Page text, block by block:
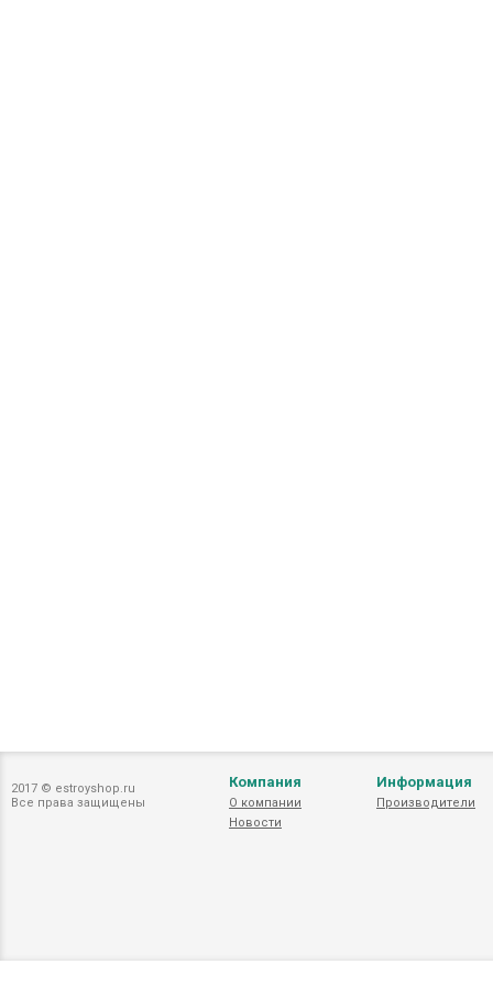
2017 © estroyshop.ru
Все права защищены
Компания
О компании
Новости
Информация
Производители